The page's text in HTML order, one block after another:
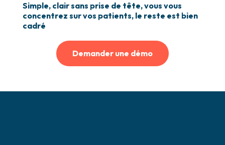
Simple, clair sans prise de tête, vous vous
concentrez sur vos patients, le reste est bien
cadré
Demander une démo